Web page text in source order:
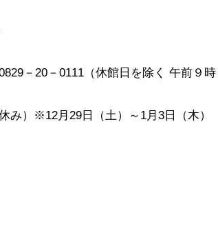
－20－0111（休館日を除く 午前９時
み）※12月29日（土）～1月3日（木）